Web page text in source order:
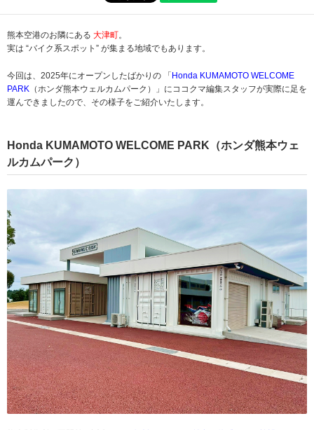
熊本空港のお隣にある 大津町。
実は “バイク系スポット” が集まる地域でもあります。
今回は、2025年にオープンしたばかりの 「 Honda KUMAMOTO WELCOME
PARK （ホンダ熊本ウェルカムパーク）」にココクマ編集スタッフが実際に足を
運んできましたので、その様子をご紹介いたします。
Honda KUMAMOTO WELCOME PARK（ホンダ熊本ウェ
ルカムパーク）